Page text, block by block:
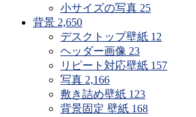
小サイズの写真 25
背景 2,650
デスクトップ壁紙 12
ヘッダー画像 23
リピート対応壁紙 157
写真 2,166
敷き詰め壁紙 123
背景固定 壁紙 168